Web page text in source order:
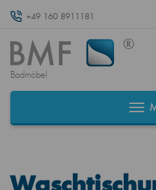
+49 160 8911181
Badmöbel